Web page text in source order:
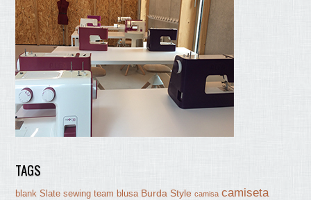
TAGS
blank Slate sewing team blusa Burda Style camisa camiseta